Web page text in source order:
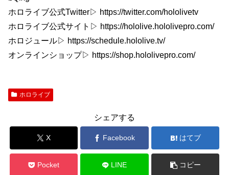
ホロライブ公式Twitter▷ https://twitter.com/hololivetv
ホロライブ公式サイト▷ https://hololive.hololivepro.com/
ホロジュール▷ https://schedule.hololive.tv/
オンラインショップ▷ https://shop.hololivepro.com/
ホロライブ
シェアする
X Facebook はてブ
Pocket LINE コピー